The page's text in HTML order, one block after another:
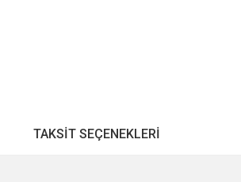
TAKSIT SEÇENEKLERI